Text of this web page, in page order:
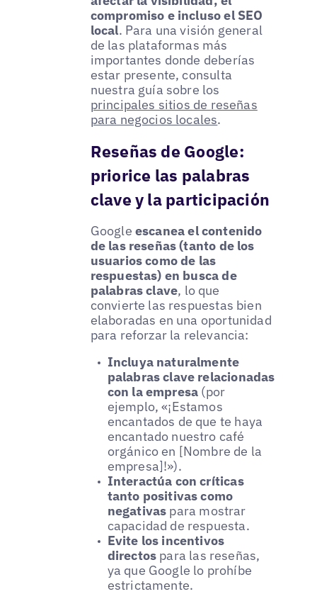
compromiso e incluso el SEO
local. Para una visión general
de las plataformas más
importantes donde deberías
estar presente, consulta
nuestra guía sobre los
principales sitios de reseñas
para negocios locales.
Reseñas de Google:
priorice las palabras
clave y la participación
Google escanea el contenido
de las reseñas (tanto de los
usuarios como de las
respuestas) en busca de
palabras clave, lo que
convierte las respuestas bien
elaboradas en una oportunidad
para reforzar la relevancia:
Incluya naturalmente
palabras clave relacionadas
con la empresa (por
ejemplo, «¡Estamos
encantados de que te haya
encantado nuestro café
orgánico en [Nombre de la
empresa]!»).
Interactúa con críticas
tanto positivas como
negativas para mostrar
capacidad de respuesta.
Evite los incentivos
directos para las reseñas,
ya que Google lo prohíbe
estrictamente.